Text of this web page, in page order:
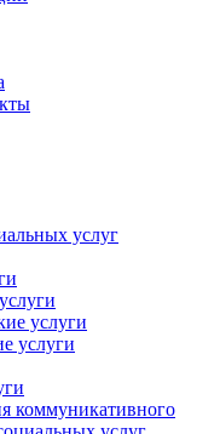
услуг
услуги
услуги
коммуникативного